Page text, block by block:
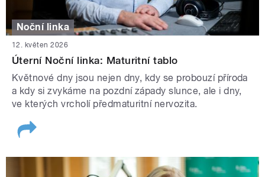
Noční linka
12. květen 2026
Úterní Noční linka: Maturitní tablo
Květnové dny jsou nejen dny, kdy se probouzí příroda
a kdy si zvykáme na pozdní západy slunce, ale i dny,
ve kterých vrcholí předmaturitní nervozita.